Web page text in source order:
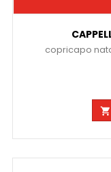
copricapo
